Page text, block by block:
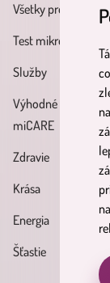
Všetky produkty
Test mikrobiómu
Služby
Výhodné balíky
miCARE
Zdravie
Krása
Energia
Šťastie